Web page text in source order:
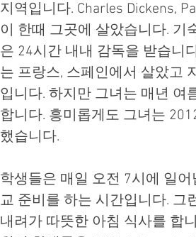
지역입니다. Charles Dickens,
이 한때 그곳에 살았습니다. 기
은 24시간 내내 감독을 받습니
는 프랑스, 스페인에서 살았고
입니다. 하지만 그녀는 매년 여
합니다. 흥미롭게도 그녀는
했습니다.
학생들은 매일 오전 7시에 일
교 준비를 하는 시간입니다. 그
내려가 따뜻한 아침 식사를 합